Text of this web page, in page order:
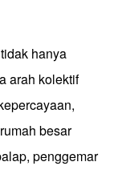
hanya
arah kolektif
besar
penggemar